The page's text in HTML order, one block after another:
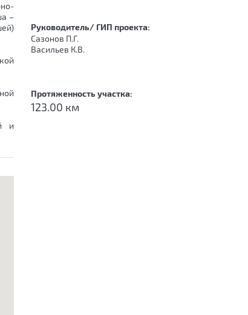
–
и
Руководитель/ ГИП проекта:
Сазонов П.Г.
Васильев К.В.
Протяженность участка:
123.00 км